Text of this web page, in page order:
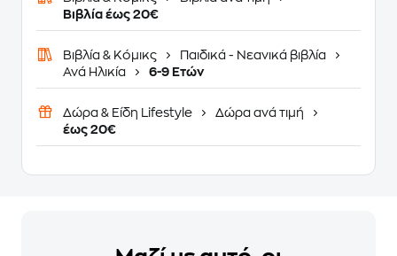
Βιβλία έως 20€
Βιβλία & Κόμικς
Παιδικά - Νεανικά βιβλία
Ανά Ηλικία
6-9 Ετών
Δώρα & Είδη Lifestyle
Δώρα ανά τιμή
έως 20€